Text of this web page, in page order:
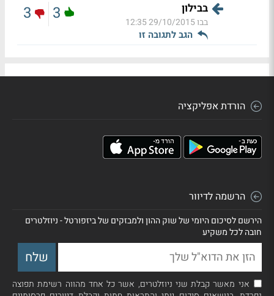
בבילון
בבו29/10/2015 12:35
הגב לתגובה זו
3
3
הורדת אפליקציה
הרשמה לדיוור
הירשם לסיכום היומי של שוק ההון ולמבזקים של ביזפורטל - ניוזלטרים
חובה לכל משקיע
אני מאשר קבלת שני ניוזלטרים, אשר כל אחד מהווה רשימת תפוצה